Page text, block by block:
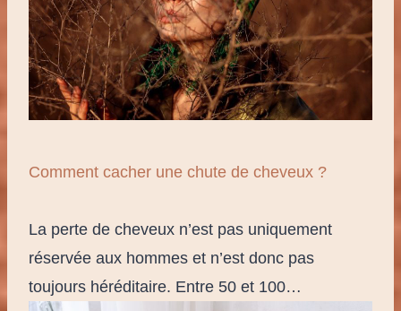
Comment cacher une chute de cheveux ?
La perte de cheveux n’est pas uniquement
réservée aux hommes et n’est donc pas
toujours héréditaire. Entre 50 et 100…